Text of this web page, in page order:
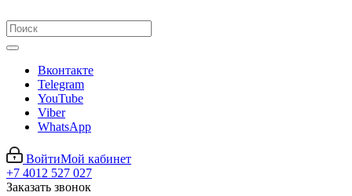
Вконтакте
Telegram
YouTube
Viber
WhatsApp
ВойтиМой кабинет
+7 4012 527 027
Заказать звонок